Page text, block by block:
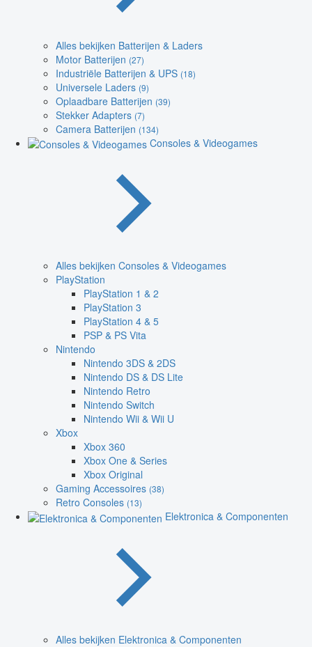
Alles bekijken Batterijen & Laders
Motor Batterijen (27)
Industriële Batterijen & UPS (18)
Universele Laders (9)
Oplaadbare Batterijen (39)
Stekker Adapters (7)
Camera Batterijen (134)
Consoles & Videogames
Alles bekijken Consoles & Videogames
PlayStation
PlayStation 1 & 2
PlayStation 3
PlayStation 4 & 5
PSP & PS Vita
Nintendo
Nintendo 3DS & 2DS
Nintendo DS & DS Lite
Nintendo Retro
Nintendo Switch
Nintendo Wii & Wii U
Xbox
Xbox 360
Xbox One & Series
Xbox Original
Gaming Accessoires (38)
Retro Consoles (13)
Elektronica & Componenten
Alles bekijken Elektronica & Componenten